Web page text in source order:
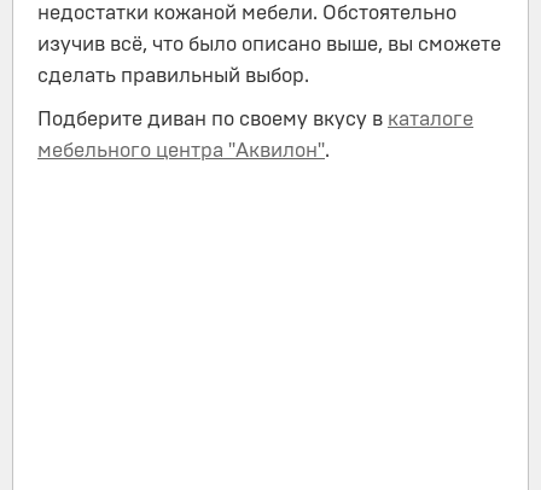
недостатки кожаной мебели. Обстоятельно
изучив всё, что было описано выше, вы сможете
сделать правильный выбор.
Подберите диван по своему вкусу в каталоге
мебельного центра "Аквилон".